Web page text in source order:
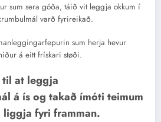
sum sera góða, táið vit leggja okkum í
varð fyrireikað.
sum herja hevur
á eitt frískari støði.
at leggja
á ís og takað ímóti teimum
liggja fyri framman.